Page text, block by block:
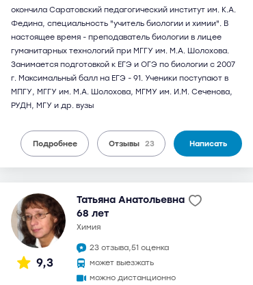
окончила Саратовский педагогический институт им. К.А.
Федина, специальность "учитель биологии и химии". В
настоящее время - преподаватель биологии в лицее
гуманитарных технологий при МГГУ им. М.А. Шолохова.
Занимается подготовкой к ЕГЭ и ОГЭ по биологии с 2007
г. Максимальный балл на ЕГЭ - 91. Ученики поступают в
МПГУ, МГГУ им. М.А. Шолохова, МГМУ им. И.М. Сеченова,
РУДН, МГУ и др. вузы
Подробнее Отзывы 23 Написать
9,3
Татьяна Анатольевна
68 лет
химия
23 отзыва,51 оценка
может выезжать
можно дистанционно